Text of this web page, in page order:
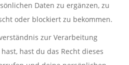
Daten zu ergänzen, zu
oder blockiert zu bekommen.
zur Verarbeitung
hast du das Recht dieses